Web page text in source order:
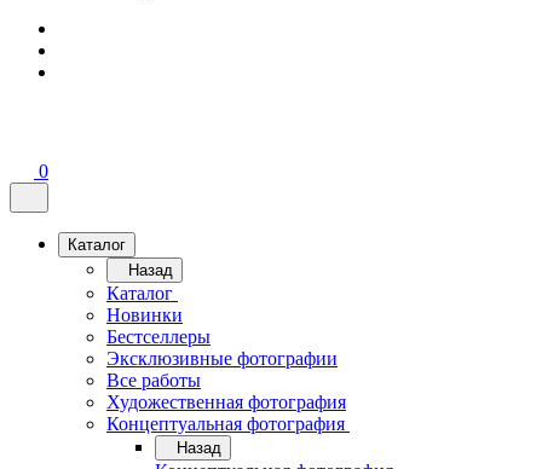
0
Каталог
Назад
Каталог
Новинки
Бестселлеры
Эксклюзивные фотографии
Все работы
Художественная фотография
Концептуальная фотография
Назад